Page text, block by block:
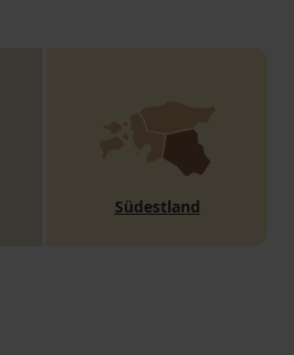
Südestland